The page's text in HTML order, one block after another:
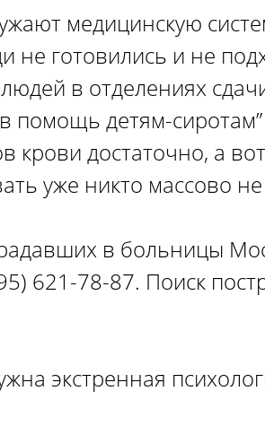
медицинскую
не готовились и не
в отделениях
помощь детям-
крови достаточно, а
уже никто массово
в больницы
621-78-87. Поиск
экстренная